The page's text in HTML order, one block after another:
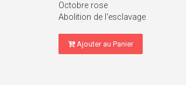
Octobre rose
Abolition de l'esclavage
Ajouter au Panier